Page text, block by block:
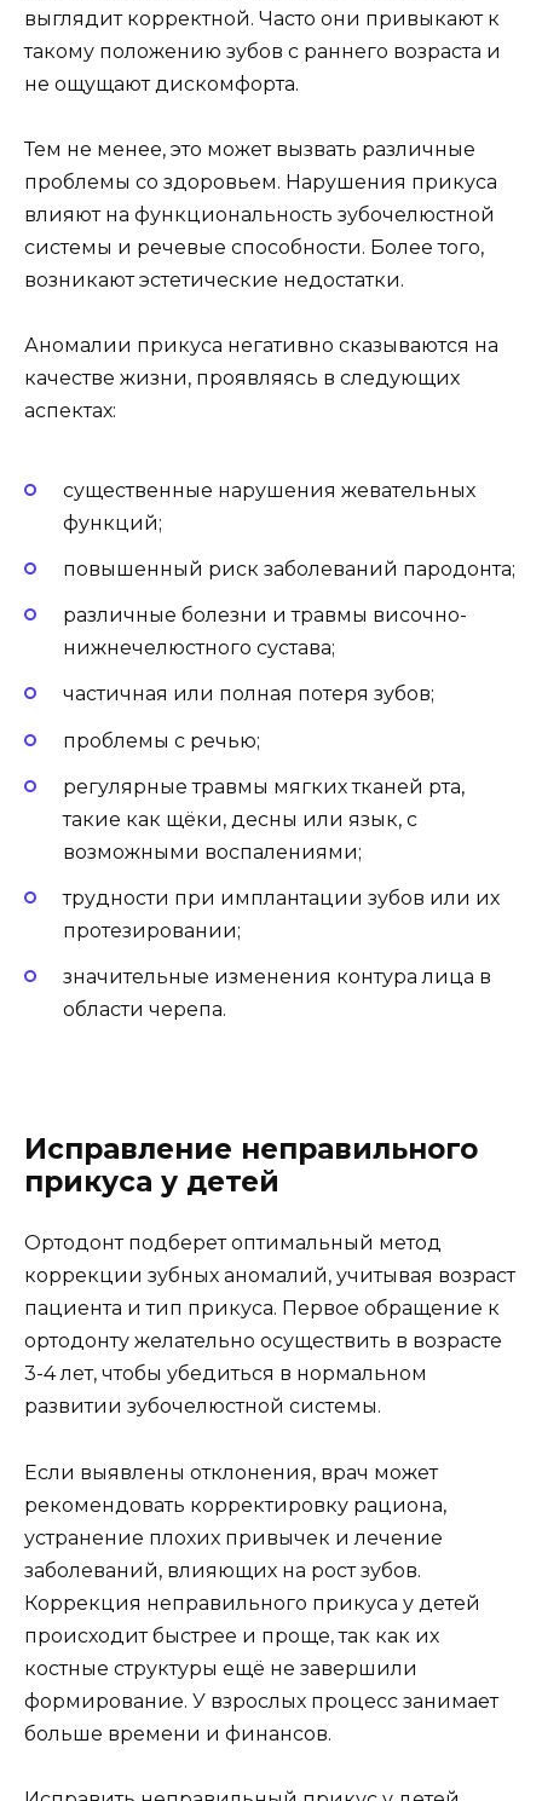
выглядит корректной. Часто они привыкают к
такому положению зубов с раннего возраста и
не ощущают дискомфорта.
Тем не менее, это может вызвать различные
проблемы со здоровьем. Нарушения прикуса
влияют на функциональность зубочелюстной
системы и речевые способности. Более того,
возникают эстетические недостатки.
Аномалии прикуса негативно сказываются на
качестве жизни, проявляясь в следующих
аспектах:
существенные нарушения жевательных
функций;
повышенный риск заболеваний пародонта;
различные болезни и травмы височно-
нижнечелюстного сустава;
частичная или полная потеря зубов;
проблемы с речью;
регулярные травмы мягких тканей рта,
такие как щёки, десны или язык, с
возможными воспалениями;
трудности при имплантации зубов или их
протезировании;
значительные изменения контура лица в
области черепа.
Исправление неправильного
прикуса у детей
Ортодонт подберет оптимальный метод
коррекции зубных аномалий, учитывая возраст
пациента и тип прикуса. Первое обращение к
ортодонту желательно осуществить в возрасте
3-4 лет, чтобы убедиться в нормальном
развитии зубочелюстной системы.
Если выявлены отклонения, врач может
рекомендовать корректировку рациона,
устранение плохих привычек и лечение
заболеваний, влияющих на рост зубов.
Коррекция неправильного прикуса у детей
происходит быстрее и проще, так как их
костные структуры ещё не завершили
формирование. У взрослых процесс занимает
больше времени и финансов.